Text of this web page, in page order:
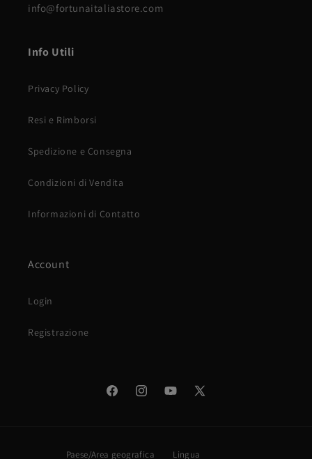
info@fortunaitaliastore.com
Info Utili
Privacy Policy
Resi e Rimborsi
Spedizione e Consegna
Condizioni di Vendita
Informazioni di Contatto
Account
Login
Registrazione
FacebookInstagramYouTube
X
Paese/Area geografica Lingua